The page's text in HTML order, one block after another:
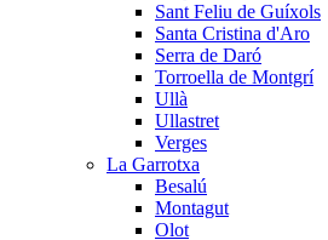
Sant Feliu de Guíxols
Santa Cristina d'Aro
Serra de Daró
Torroella de Montgrí
Ullà
Ullastret
Verges
La Garrotxa
Besalú
Montagut
Olot